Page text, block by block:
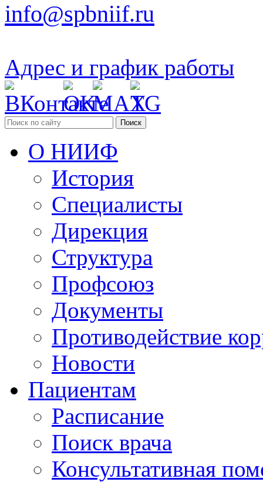
info@spbniif.ru
Адрес и график работы
Поиск
О НИИФ
История
Специалисты
Дирекция
Структура
Профсоюз
Документы
Противодействие
Новости
Пациентам
Расписание
Поиск врача
Консультативная